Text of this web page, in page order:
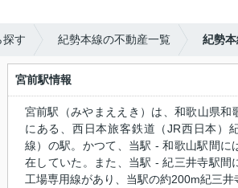
探す 紀勢本線の不動産一覧 紀勢
宮前駅情報
宮前駅（みやまええき）は、和歌山県和
にある、西日本旅客鉄道（JR西日本）
線）の駅。かつて、当駅 - 和歌山駅間に
在していた。また、当駅 - 紀三井寺駅間
工場専用線があり、当駅の約200m紀三